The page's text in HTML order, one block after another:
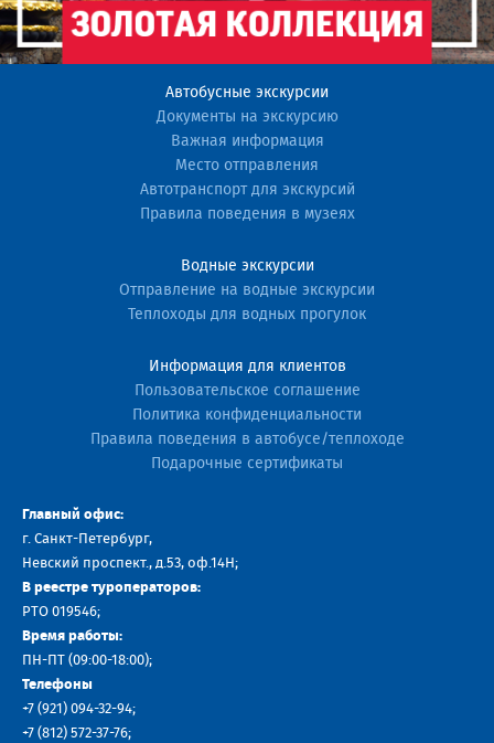
Автобусные экскурсии
Документы на экскурсию
Важная информация
Место отправления
Автотранспорт для экскурсий
Правила поведения в музеях
Водные экскурсии
Отправление на водные экскурсии
Теплоходы для водных прогулок
Информация для клиентов
Пользовательское соглашение
Политика конфиденциальности
Правила поведения в автобусе/теплоходе
Подарочные сертификаты
Главный офис:
г. Санкт-Петербург,
Невский проспект., д.53, оф.14H;
В реестре туроператоров:
РТО 019546;
Время работы:
ПН-ПТ (09:00-18:00);
Телефоны
+7 (921) 094-32-94;
+7 (812) 572-37-76;